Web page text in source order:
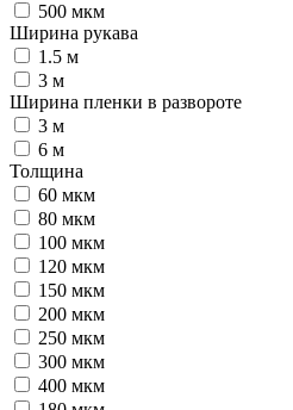
500 мкм
Ширина рукава
1.5 м
3 м
Ширина пленки в развороте
3 м
6 м
Толщина
60 мкм
80 мкм
100 мкм
120 мкм
150 мкм
200 мкм
250 мкм
300 мкм
400 мкм